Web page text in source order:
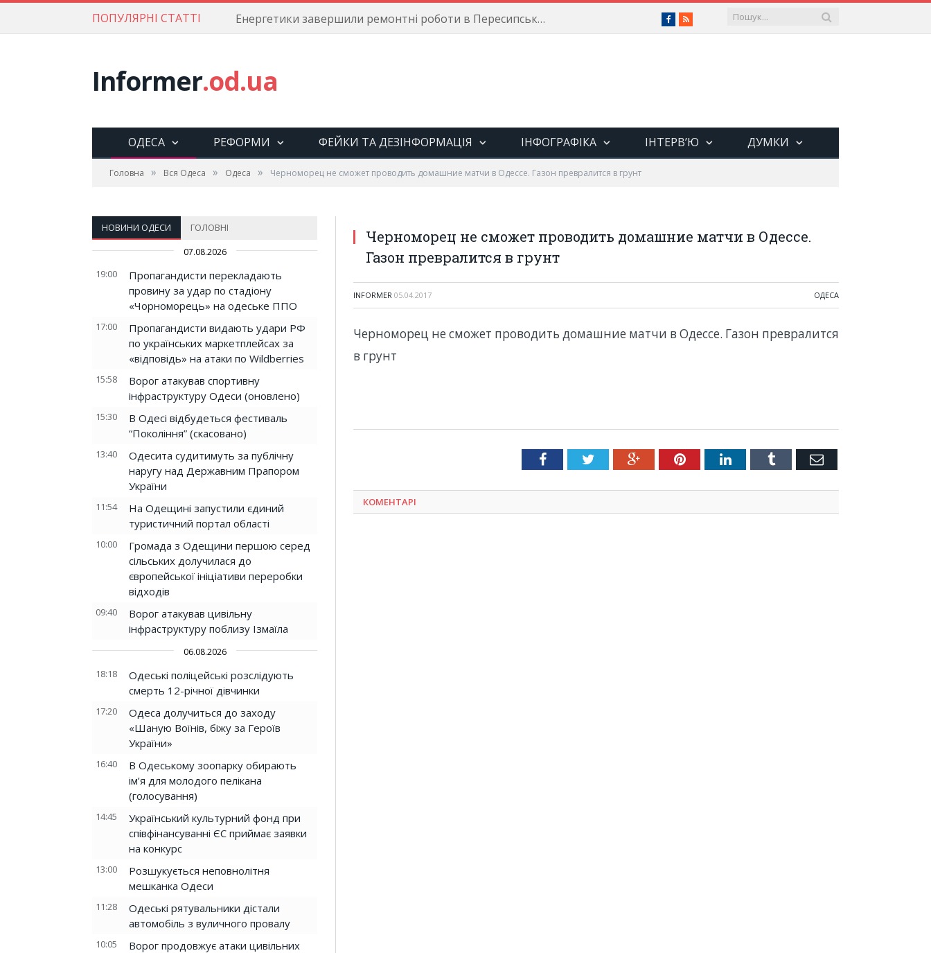
ПОПУЛЯРНІ СТАТТІ Енергетики завершили ремонтні роботи в Пересипському районі Facebook
RSS
Informer.od.ua
ОДЕСА РЕФОРМИ ФЕЙКИ ТА ДЕЗІНФОРМАЦІЯ ІНФОГРАФІКА ІНТЕРВ’Ю ДУМКИ
Головна » Вся Одеса » Одеса » Черноморец не сможет проводить домашние матчи в Одессе. Газон превралится в грунт
НОВИНИ ОДЕСИ ГОЛОВНІ
07.08.2026
19:00
Пропагандисти перекладають
провину за удар по стадіону
«Чорноморець» на одеське ППО
17:00
Пропагандисти видають удари РФ
по українських маркетплейсах за
«відповідь» на атаки по Wildberries
15:58
Ворог атакував спортивну
інфраструктуру Одеси (оновлено)
15:30
В Одесі відбудеться фестиваль
“Покоління” (скасовано)
13:40
Одесита судитимуть за публічну
наругу над Державним Прапором
України
11:54
На Одещині запустили єдиний
туристичний портал області
10:00
Громада з Одещини першою серед
сільських долучилася до
європейської ініціативи переробки
відходів
09:40
Ворог атакував цивільну
інфраструктуру поблизу Ізмаїла
06.08.2026
18:18
Одеські поліцейські розслідують
смерть 12-річної дівчинки
17:20
Одеса долучиться до заходу
«Шаную Воїнів, біжу за Героїв
України»
16:40
В Одеському зоопарку обирають
ім’я для молодого пелікана
(голосування)
14:45
Український культурний фонд при
співфінансуванні ЄС приймає заявки
на конкурс
13:00
Розшукується неповнолітня
мешканка Одеси
11:28
Одеські рятувальники дістали
автомобіль з вуличного провалу
10:05
Ворог продовжує атаки цивільних
Черноморец не сможет проводить домашние матчи в Одессе.
Газон превралится в грунт
INFORMER 05.04.2017 ОДЕСА
Черноморец не сможет проводить домашние матчи в Одессе. Газон превралится
в грунт
FacebookTwitter Google+PinterestLinkedInTumblr Емейл
КОМЕНТАРІ